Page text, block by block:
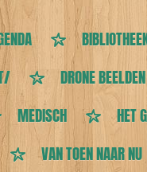
DRONE BEELDEN
MEDISCH HET
VAN TOEN NAAR NU